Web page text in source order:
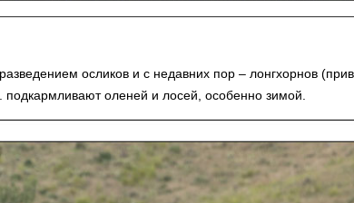
осликов и с недавних пор – лонгхорнов
подкармливают оленей и лосей, особенно зимой.